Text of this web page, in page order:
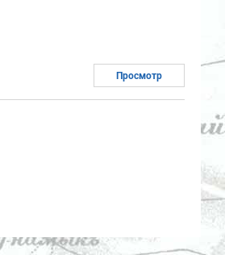
Просмотр